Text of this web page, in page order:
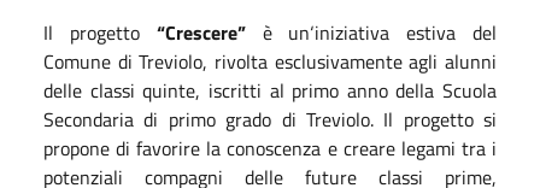
Il progetto “Crescere” è un‘iniziativa estiva del
Comune di Treviolo, rivolta esclusivamente agli alunni
delle classi quinte, iscritti al primo anno della Scuola
Secondaria di primo grado di Treviolo. Il progetto si
propone di favorire la conoscenza e creare legami tra i
potenziali compagni delle future classi prime,